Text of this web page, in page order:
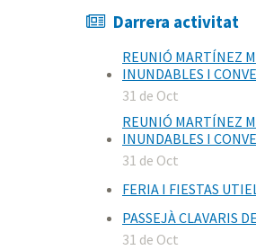
Darrera activitat
REUNIÓ MARTÍNEZ
INUNDABLES I
31 de Oct
REUNIÓ MARTÍNEZ
INUNDABLES I
31 de Oct
FERIA I FIESTAS
PASSEJÀ CLAVARIS
31 de Oct